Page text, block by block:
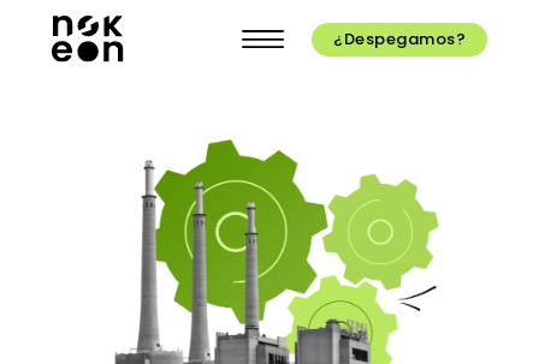
¿Despegamos?